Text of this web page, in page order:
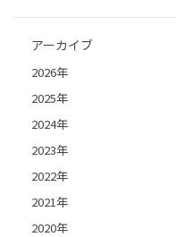
アーカイブ
2026年
2025年
2024年
2023年
2022年
2021年
2020年